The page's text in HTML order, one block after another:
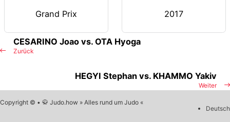
Grand Prix 2017
Zurück
CESARINO Joao vs. OTA Hyoga
Weiter
HEGYI Stephan vs. KHAMMO Yakiv
Copyright © • 🥋 Judo.how » Alles rund um Judo «
Deutsch